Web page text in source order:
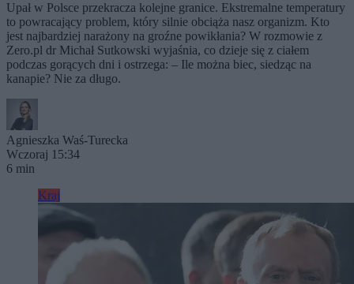
Upał w Polsce przekracza kolejne granice. Ekstremalne temperatury
to powracający problem, który silnie obciąża nasz organizm. Kto
jest najbardziej narażony na groźne powikłania? W rozmowie z
Zero.pl dr Michał Sutkowski wyjaśnia, co dzieje się z ciałem
podczas gorących dni i ostrzega: – Ile można biec, siedząc na
kanapie? Nie za długo.
Agnieszka Waś-Turecka
Wczoraj 15:34
6 min
Kraj